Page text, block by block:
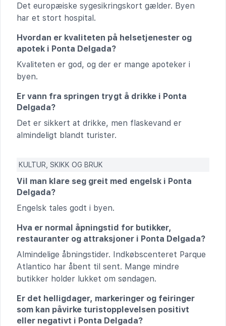
Det europæiske sygesikringskort gælder. Byen
har et stort hospital.
Hvordan er kvaliteten på helsetjenester og
apotek i Ponta Delgada?
Kvaliteten er god, og der er mange apoteker i
byen.
Er vann fra springen trygt å drikke i Ponta
Delgada?
Det er sikkert at drikke, men flaskevand er
almindeligt blandt turister.
KULTUR, SKIKK OG BRUK
Vil man klare seg greit med engelsk i Ponta
Delgada?
Engelsk tales godt i byen.
Hva er normal åpningstid for butikker,
restauranter og attraksjoner i Ponta Delgada?
Almindelige åbningstider. Indkøbscenteret Parque
Atlantico har åbent til sent. Mange mindre
butikker holder lukket om søndagen.
Er det helligdager, markeringer og feiringer
som kan påvirke turistopplevelsen positivt
eller negativt i Ponta Delgada?